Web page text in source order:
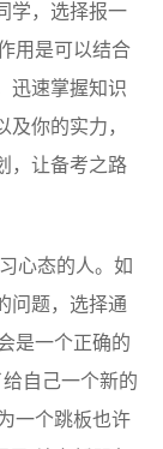
学，选择报一
用是可以结合
迅速掌握知识
你的实力，
，让备考之路
心态的人。如
问题，选择通
是一个正确的
自己一个新的
一个跳板也许